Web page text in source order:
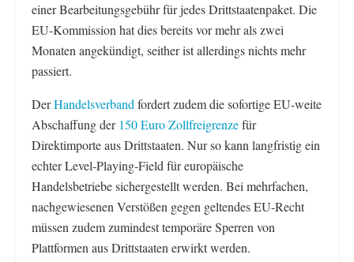
einer Bearbeitungsgebühr für jedes Drittstaatenpaket. Die
EU-Kommission hat dies bereits vor mehr als zwei
Monaten angekündigt, seither ist allerdings nichts mehr
passiert.
DerHandelsverband fordert zudem die sofortige EU-weite
Abschaffung der 150 Euro Zollfreigrenzefür
Direktimporte aus Drittstaaten. Nur so kann langfristig ein
echter Level-Playing-Field für europäische
Handelsbetriebe sichergestellt werden. Bei mehrfachen,
nachgewiesenen Verstößen gegen geltendes EU-Recht
müssen zudem zumindest temporäre Sperren von
Plattformen aus Drittstaaten erwirkt werden.